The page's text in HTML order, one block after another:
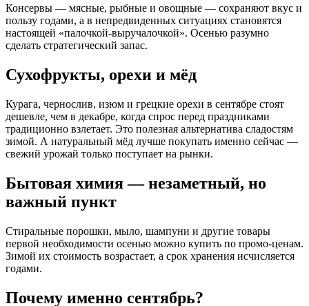
Консервы — мясные, рыбные и овощные — сохраняют вкус и
пользу годами, а в непредвиденных ситуациях становятся
настоящей «палочкой-выручалочкой». Осенью разумно
сделать стратегический запас.
Сухофрукты, орехи и мёд
Курага, чернослив, изюм и грецкие орехи в сентябре стоят
дешевле, чем в декабре, когда спрос перед праздниками
традиционно взлетает. Это полезная альтернатива сладостям
зимой. А натуральный мёд лучше покупать именно сейчас —
свежий урожай только поступает на рынки.
Бытовая химия — незаметный, но
важный пункт
Стиральные порошки, мыло, шампуни и другие товары
первой необходимости осенью можно купить по промо-ценам.
Зимой их стоимость возрастает, а срок хранения исчисляется
годами.
Почему именно сентябрь?